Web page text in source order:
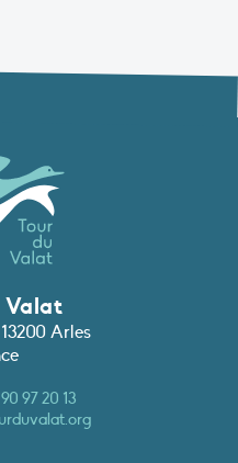
Valat
Arles
97 20 13